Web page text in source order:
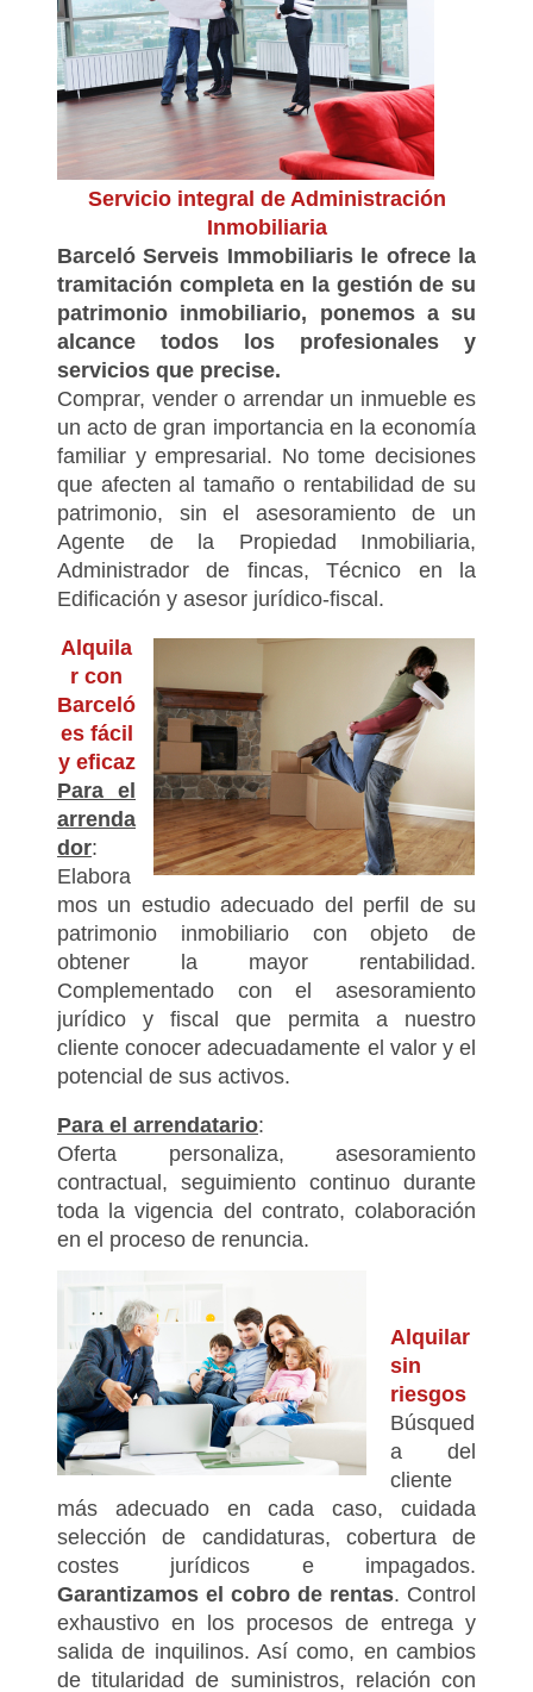
Servicio integral de Administración
Inmobiliaria
Barceló Serveis Immobiliaris le ofrece la
tramitación completa en la gestión de su
patrimonio inmobiliario, ponemos a su
alcance todos los profesionales y
servicios que precise.
Comprar, vender o arrendar un inmueble es
un acto de gran importancia en la economía
familiar y empresarial. No tome decisiones
que afecten al tamaño o rentabilidad de su
patrimonio, sin el asesoramiento de un
Agente de la Propiedad Inmobiliaria,
Administrador de fincas, Técnico en la
Edificación y asesor jurídico-fiscal.
Alquila
r con
Barceló
es fácil
y eficaz
Para el
arrenda
dor:
Elabora
mos un estudio adecuado del perfil de su
patrimonio inmobiliario con objeto de
obtener la mayor rentabilidad.
Complementado con el asesoramiento
jurídico y fiscal que permita a nuestro
cliente conocer adecuadamente el valor y el
potencial de sus activos.
Para el arrendatario:
Oferta personaliza, asesoramiento
contractual, seguimiento continuo durante
toda la vigencia del contrato, colaboración
en el proceso de renuncia.
Alquilar
sin
riesgos
Búsqued
a del
cliente
más adecuado en cada caso, cuidada
selección de candidaturas, cobertura de
costes jurídicos e impagados.
Garantizamos el cobro de rentas. Control
exhaustivo en los procesos de entrega y
salida de inquilinos. Así como, en cambios
de titularidad de suministros, relación con